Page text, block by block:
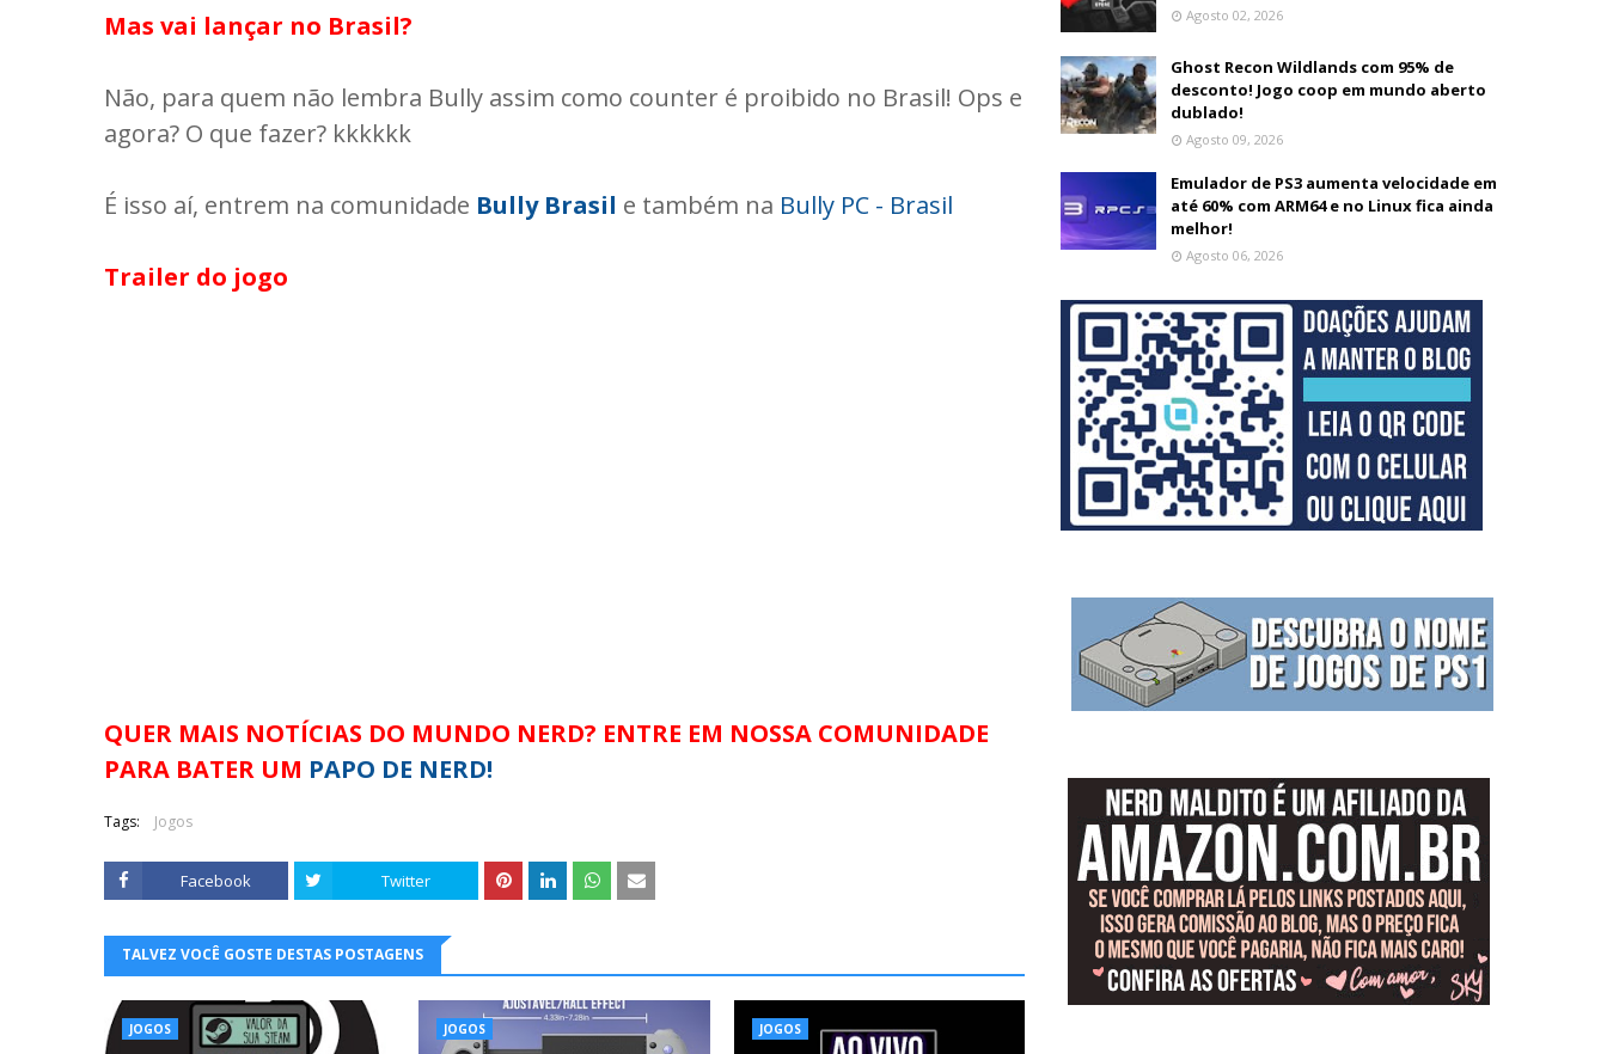
Mas vai lançar no Brasil?
Não, para quem não lembra Bully assim como counter é proibido no Brasil! Ops e
agora? O que fazer? kkkkkk
É isso aí, entrem na comunidade Bully Brasil e também na Bully PC - Brasil
Trailer do jogo
QUER MAIS NOTÍCIAS DO MUNDO NERD? ENTRE EM NOSSA COMUNIDADE
PARA BATER UM PAPO DE NERD!
Tags: Jogos
Facebook Twitter
TALVEZ VOCÊ GOSTE DESTAS POSTAGENS
JOGOS JOGOS JOGOS
Agosto 02, 2026
Ghost Recon Wildlands com 95% de
desconto! Jogo coop em mundo aberto
dublado!
Agosto 09, 2026
Emulador de PS3 aumenta velocidade em
até 60% com ARM64 e no Linux fica ainda
melhor!
Agosto 06, 2026